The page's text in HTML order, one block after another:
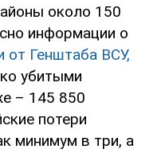
около 150
информации о
от Генштаба ВСУ,
убитыми
– 145 850
потери
минимум в три, а